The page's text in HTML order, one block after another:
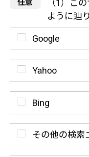
（1）こ
ように辿
Google
Yahoo
Bing
その他の検索